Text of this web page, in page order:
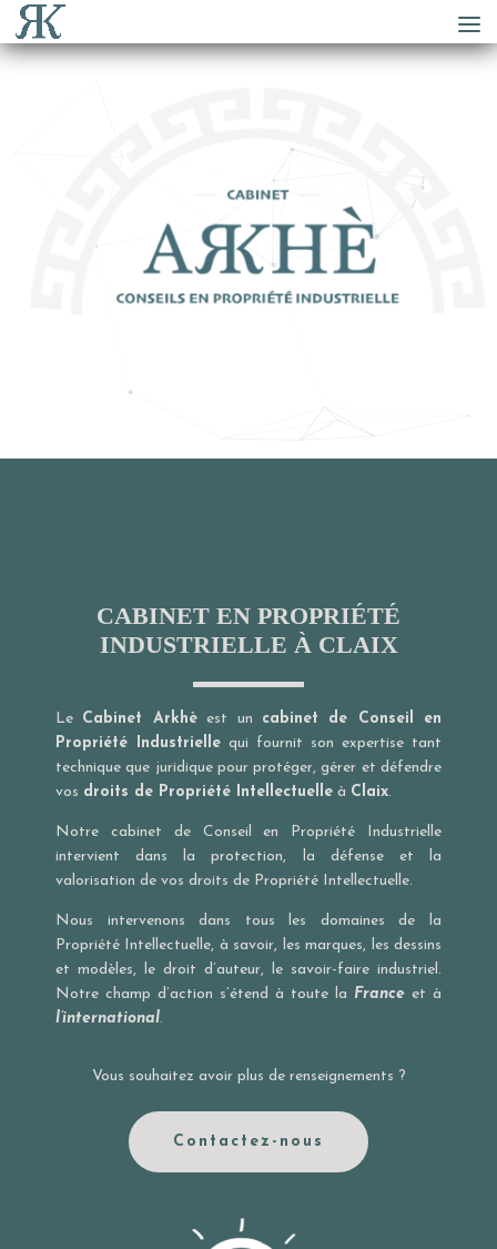
CABINET EN PROPRIÉTÉ
INDUSTRIELLE À CLAIX
Le Cabinet Arkhèest un cabinet de Conseil en
Propriété Industrielle qui fournit son expertise tant
technique que juridique pour protéger, gérer et défendre
vos droits de Propriété Intellectuelle à Claix.
Notre cabinet de Conseil en Propriété Industrielle
intervient dans la protection, la défense et la
valorisation de vos droits de Propriété Intellectuelle.
Nous intervenons dans tous les domaines de la
Propriété Intellectuelle, à savoir, les marques, les dessins
et modèles, le droit d’auteur, le savoir-faire industriel.
Notre champ d’action s’étend à toute la France et à
l’international.
Vous souhaitez avoir plus de renseignements ?
Contactez-nous